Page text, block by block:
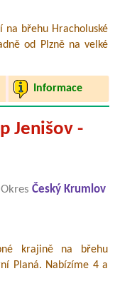
na břehu Hracholuské
od Plzně na velké
Informace
Jenišov -
Okres Český Krumlov
krajině na břehu
Planá. Nabízíme 4 a